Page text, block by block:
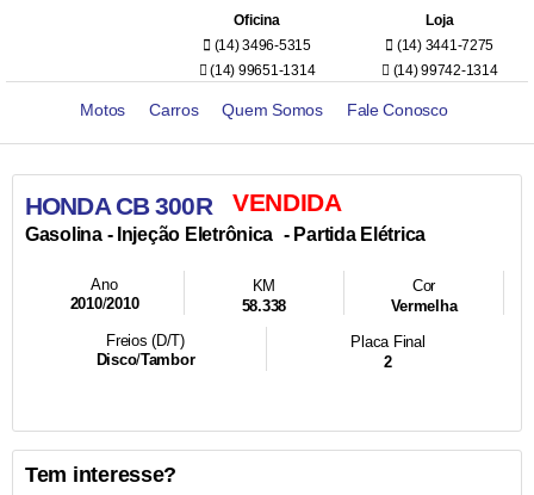
Oficina
(14) 3496-5315
(14) 99651-1314
Loja
(14) 3441-7275
(14) 99742-1314
Motos Carros Quem Somos Fale Conosco
HONDA CB 300RVENDIDA
Gasolina- Injeção Eletrônica - Partida Elétrica
Ano
2010/2010
KM
58.338
Cor
Vermelha
Freios (D/T)
Disco/Tambor
Placa Final
2
Tem interesse?